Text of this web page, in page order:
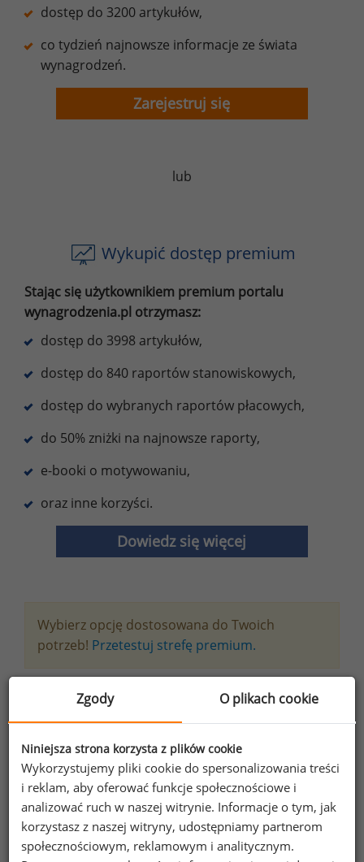
dostęp do 3200 artykułów,
co tydzień najnowsze informacje ze świata
wynagrodzeń.
Zarejestruj się
lub
Wykupić dostęp premium
Stając się użytkownikiem premium portalu
wynagrodzenia.pl otrzymasz:
dostęp do 3998 artykułów,
dostęp do 840 raportów stanowiskowych,
dostęp do wybranych raportów płacowych,
do 50% zniżki na najnowsze raporty,
e-booki o motywowaniu,
oraz inne korzyści.
Dowiedz się więcej
Wybierz opcję dostosowana do Twoich
potrzeb! Przetestuj strefę premium.
Chcesz na bieżąco śledzić najnowsze informacje o
wynagrodzeniach?
Zapisz się do newslettera!
Wyrażam zgodę na przetwarzanie moich
danych osobowych zawartych w
Zgody O plikach cookie
Niniejsza strona korzysta z plików cookie
Wykorzystujemy pliki cookie do spersonalizowania treści
i reklam, aby oferować funkcje społecznościowe i
analizować ruch w naszej witrynie. Informacje o tym, jak
korzystasz z naszej witryny, udostępniamy partnerom
społecznościowym, reklamowym i analitycznym.